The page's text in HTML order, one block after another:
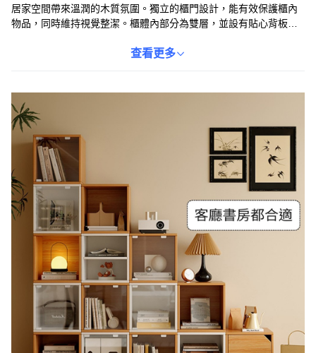
居家空間帶來溫潤的木質氛圍。獨立的櫃門設計，能有效保護櫃內
物品，同時維持視覺整潔。櫃體內部分為雙層，並設有貼心背板，
設位置都十分輕鬆。此系列產品支援多種款式與自由組合，無論是
查看更多